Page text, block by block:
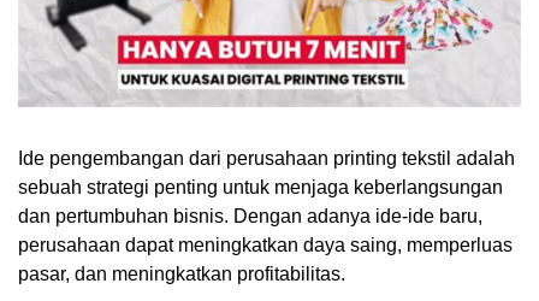
Ide pengembangan dari perusahaan printing tekstil adalah
sebuah strategi penting untuk menjaga keberlangsungan
dan pertumbuhan bisnis. Dengan adanya ide-ide baru,
perusahaan dapat meningkatkan daya saing, memperluas
pasar, dan meningkatkan profitabilitas.